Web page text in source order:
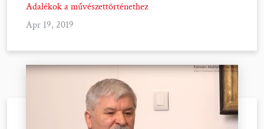
Adalékok a művészettörténethez
Apr 19, 2019